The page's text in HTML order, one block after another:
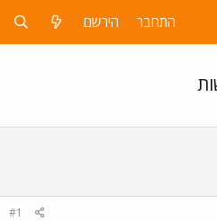
התחבר הירשם
#1